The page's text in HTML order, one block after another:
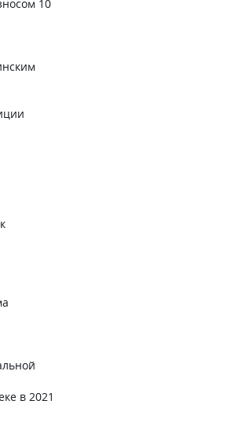
10
в 2021